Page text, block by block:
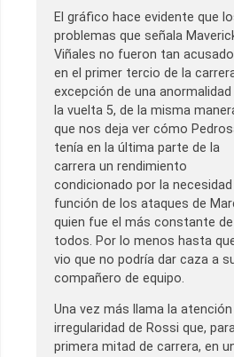
El gráfico hace evidente que
problemas que señala
Viñales no fueron tan
en el primer tercio de la
excepción de una anormalidad
la vuelta 5, de la misma
que nos deja ver cómo
tenía en la última parte de la
carrera un rendimiento
condicionado por la necesidad
función de los ataques de
quien fue el más constante de
todos. Por lo menos hasta
vio que no podría dar caza a
compañero de equipo.
Una vez más llama la
irregularidad de Rossi que,
primera mitad de carrera, en